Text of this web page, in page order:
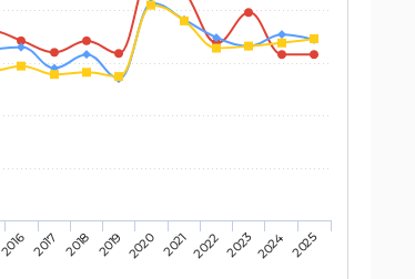
2016 2017 2018 2019 2020 2021 2022 2023 2024 2025